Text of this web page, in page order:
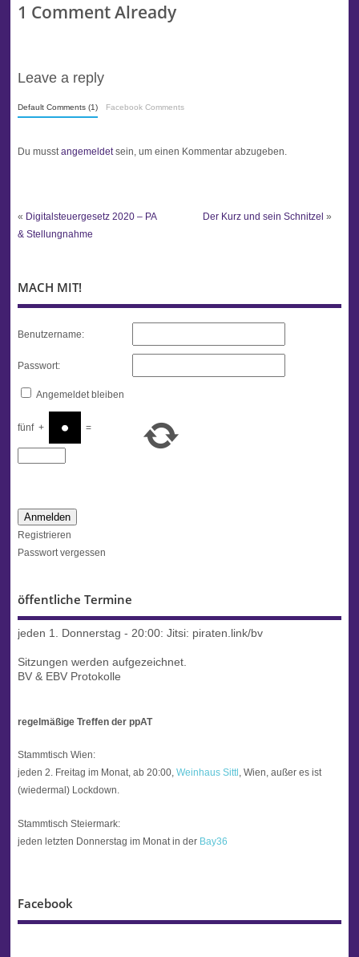
1 Comment Already
Leave a reply
Default Comments (1) Facebook Comments
Du musstangemeldetsein, um einen Kommentar abzugeben.
« Digitalsteuergesetz 2020 – PA
& Stellungnahme
Der Kurz und sein Schnitzel »
MACH MIT!
Benutzername:
Passwort:
Angemeldet bleiben
fünf + =
Anmelden
Registrieren
Passwort vergessen
öffentliche Termine
jeden 1. Donnerstag - 20:00: Jitsi: piraten.link/bv
Sitzungen werden aufgezeichnet.
BV & EBV Protokolle
regelmäßige Treffen der ppAT
Stammtisch Wien:
jeden 2. Freitag im Monat, ab 20:00, Weinhaus Sittl , Wien, außer es ist
(wiedermal) Lockdown.
Stammtisch Steiermark:
jeden letzten Donnerstag im Monat in der Bay36
Facebook